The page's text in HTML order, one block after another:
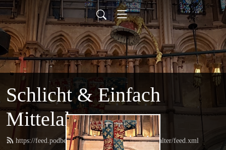
Schlicht & Einfach
Mittelalter
https://feed.podbean.com/schlichtundeinfachmittelalter/feed.xml